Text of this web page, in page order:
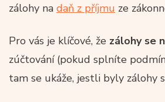
zálohy na daň z příjmu ze
Pro vás je klíčové, že zálohy se
zúčtování (pokud splníte
tam se ukáže, jestli byly zálohy